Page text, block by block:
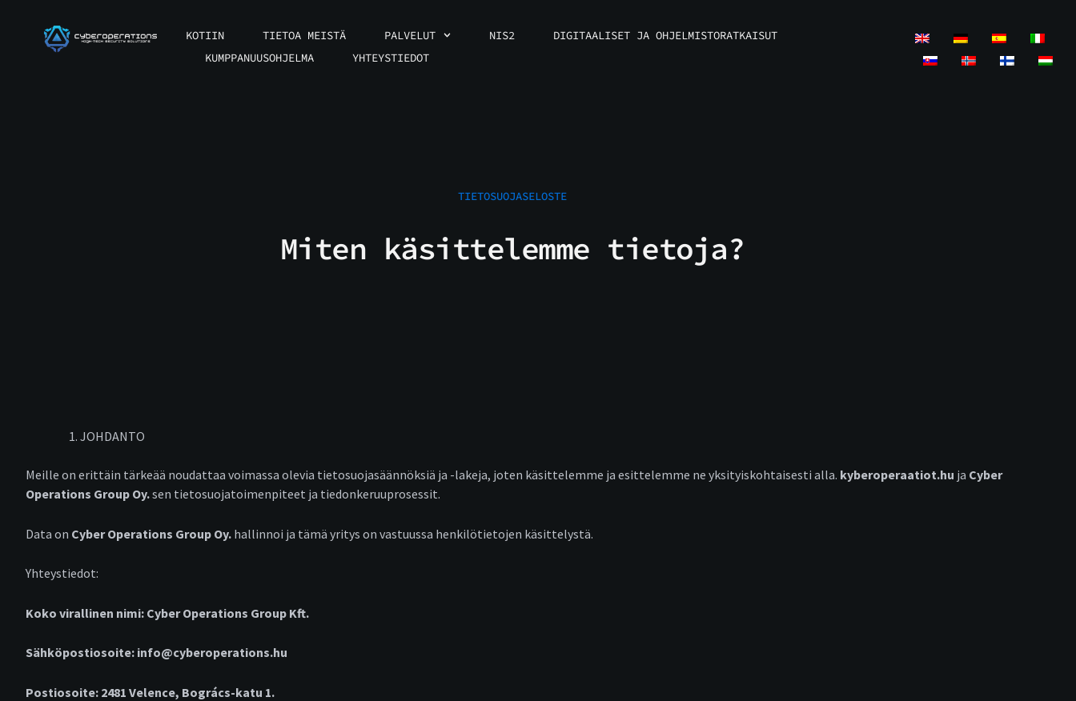
sisältöön
KOTIIN TIETOA MEISTÄ PALVELUT NIS2
DIGITAALISET JA OHJELMISTORATKAISUT
KUMPPANUUSOHJELMA
YHTEYSTIEDOT
TIETOSUOJASELOSTE
Miten käsittelemme tietoja?
JOHDANTO
Meille on erittäin tärkeää noudattaa voimassa olevia tietosuojasäännöksiä ja -lakeja, joten käsittelemme ja esittelemme ne yksityiskohtaisesti alla. kyberoperaatiot.hu ja Cyber
Operations Group Oy.sen tietosuojatoimenpiteet ja tiedonkeruuprosessit.
Data on Cyber Operations Group Oy. hallinnoi ja tämä yritys on vastuussa henkilötietojen käsittelystä.
Yhteystiedot:
Koko virallinen nimi: Cyber Operations Group Kft.
Sähköpostiosoite: info@cyberoperations.hu
Postiosoite: 2481 Velence, Bogrács-katu 1.